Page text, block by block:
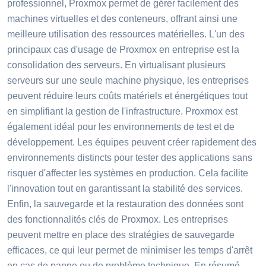
professionnel, Proxmox permet de gérer facilement des
machines virtuelles et des conteneurs, offrant ainsi une
meilleure utilisation des ressources matérielles. L'un des
principaux cas d'usage de Proxmox en entreprise est la
consolidation des serveurs. En virtualisant plusieurs
serveurs sur une seule machine physique, les entreprises
peuvent réduire leurs coûts matériels et énergétiques tout
en simplifiant la gestion de l'infrastructure. Proxmox est
également idéal pour les environnements de test et de
développement. Les équipes peuvent créer rapidement des
environnements distincts pour tester des applications sans
risquer d'affecter les systèmes en production. Cela facilite
l'innovation tout en garantissant la stabilité des services.
Enfin, la sauvegarde et la restauration des données sont
des fonctionnalités clés de Proxmox. Les entreprises
peuvent mettre en place des stratégies de sauvegarde
efficaces, ce qui leur permet de minimiser les temps d'arrêt